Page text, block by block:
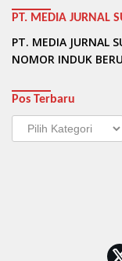
PT. MEDIA JURNAL
PT. MEDIA JURNAL
NOMOR INDUK
Pos Terbaru
Pos
Terbaru